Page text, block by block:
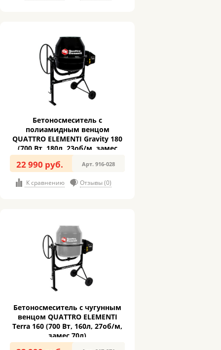
Бетоносмеситель с
полиамидным венцом
QUATTRO ELEMENTI Gravity 180
(700 Вт, 180л, 23об/м, замес
90л)
22 990 руб. Арт. 916-028
К сравнению Отзывы (0)
Бетоносмеситель с чугунным
венцом QUATTRO ELEMENTI
Terra 160 (700 Вт, 160л, 27об/м,
замес 70л)